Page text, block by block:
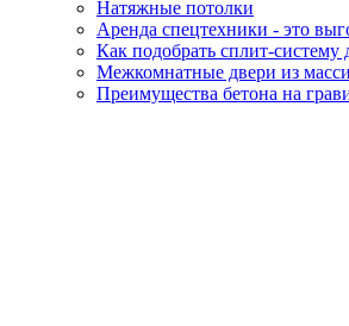
Натяжные потолки
Аренда спецтехники - это
Как подобрать сплит-систему
Межкомнатные двери из
Преимущества бетона на